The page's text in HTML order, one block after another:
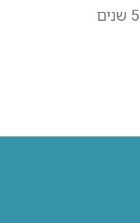
5 שנים